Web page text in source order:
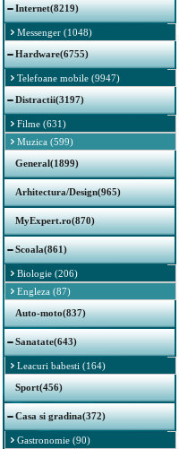
Internet(8219)
Messenger (1048)
Hardware(6755)
Telefoane mobile (9947)
Distractii(3197)
Filme (631)
Muzica (599)
General(1899)
Arhitectura/Design(965)
MyExpert.ro(870)
Scoala(861)
Biologie (206)
Engleza (87)
Auto-moto(837)
Sanatate(643)
Leacuri babesti (164)
Sport(456)
Casa si gradina(372)
Gastronomie (90)